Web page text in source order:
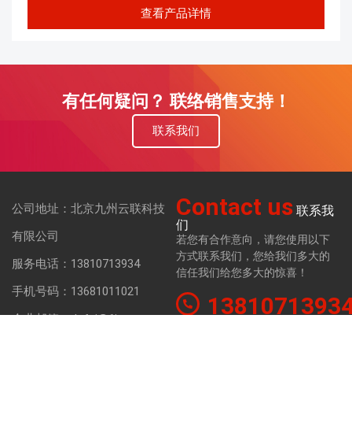
查看产品详情
有任何疑问？ 联络销售支持！
联系我们
公司地址：北京九州云联科技
有限公司
服务电话：13810713934
手机号码：13681011021
企业邮箱：dufei@6ict.com
Contact us 联系我
们
若您有合作意向，请您使用以下
方式联系我们，您给我们多大的
信任我们给您多大的惊喜！